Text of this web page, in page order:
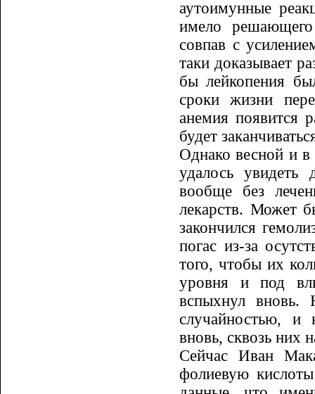
аутоимунные
имело
совпав с
таки доказывает
бы лейкопения
сроки жизни
анемия появится
будет
Однако весной и
удалось уви­деть
вообще без
лекарств. Может
закончился
погас из-за
того, чтобы их
уровня и под
вспыхнул
случайностью, и
вновь, сквозь них
Сейчас Иван
фолиевую